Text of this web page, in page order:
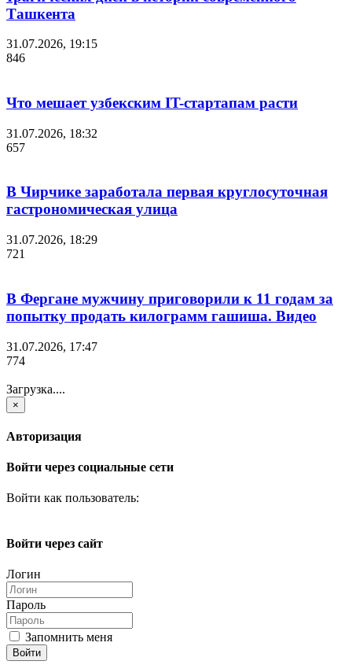
Ташкента
31.07.2026, 19:15
846
Что мешает узбекским IT-стартапам расти
31.07.2026, 18:32
657
В Чирчике заработала первая круглосуточная
гастрономическая улица
31.07.2026, 18:29
721
В Фергане мужчину приговорили к 11 годам за
попытку продать килограмм гашиша. Видео
31.07.2026, 17:47
774
Загрузка....
×
Авторизация
Войти через социальные сети
Войти как пользователь:
Войти через сайт
Логин
Пароль
Запомнить меня